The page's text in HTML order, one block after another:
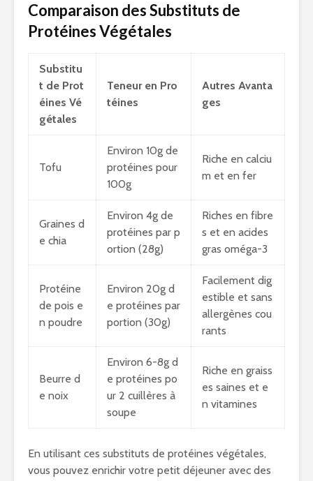
Comparaison des Substituts de
Protéines Végétales
Substitu
t de Prot
éines Vé
gétales
Teneur en Pro
téines
Autres Avanta
ges
Tofu
Environ 10g de
protéines pour
100g
Riche en calciu
m et en fer
Graines d
e chia
Environ 4g de
protéines par p
ortion (28g)
Riches en fibre
s et en acides
gras oméga-3
Protéine
de pois e
n poudre
Environ 20g d
e protéines par
portion (30g)
Facilement dig
estible et sans
allergènes cou
rants
Beurre d
e noix
Environ 6-8g d
e protéines po
ur 2 cuillères à
soupe
Riche en graiss
es saines et e
n vitamines
En utilisant ces substituts de protéines végétales,
vous pouvez enrichir votre petit déjeuner avec des